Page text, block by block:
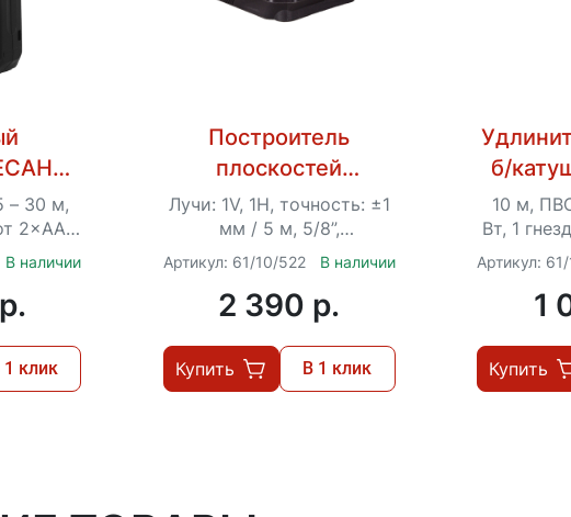
– 30 м,
2×ААА
В наличии
1 клик
Построитель
плоскостей
лазерный ПЛ-2
Ресанта
Лучи: 1V, 1H, точность: ±1
мм / 5 м, 5/8”,
самовыравнивание ±4°,
питание от 2×АА
Артикул: 61/10/522 В наличии
2 390 p.
Купить В 1 клик
б/
СУ-
10 м,
Вт, 1
Артикул: 61/
1
Купить